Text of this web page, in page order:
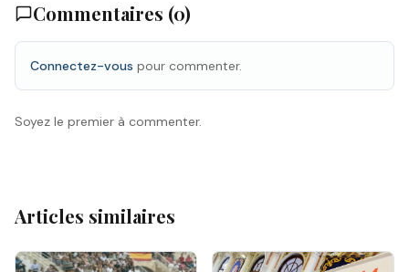
Commentaires (0)
Connectez-vous pour commenter.
Soyez le premier à commenter.
Articles similaires